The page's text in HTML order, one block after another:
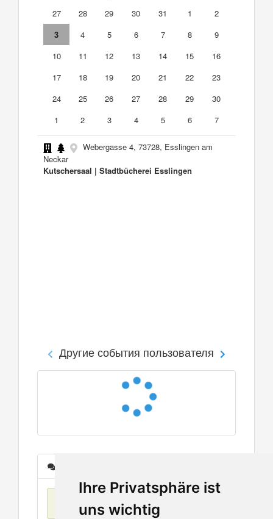
Ihre Privatsphäre ist
uns wichtig
27
28 29 30 31 1
2
3
4 5 6 7 8
9
10
11 12 13 14 15
16
17
18 19 20 21 22
23
24
25 26 27 28 29
30
1
2 3 4 5 6 7
Webergasse 4, 73728, Esslingen am
Neckar
Kutschersaal | Stadtbücherei Esslingen
Другие события пользователя